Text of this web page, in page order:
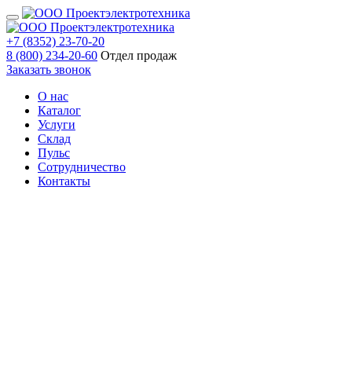
+7 (8352) 23-70-20
8 (800) 234-20-60 Отдел продаж
Заказать звонок
О нас
Каталог
Услуги
Склад
Пульс
Сотрудничество
Контакты